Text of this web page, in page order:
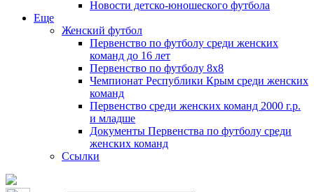
Новости детско-юношеского футбола
Еще
Женский футбол
Первенство по футболу среди женских
команд до 16 лет
Первенство по футболу 8х8
Чемпионат Республики Крым среди женских
команд
Первенство среди женских команд 2000 г.р.
и младше
Документы Первенства по футболу среди
женских команд
Ссылки